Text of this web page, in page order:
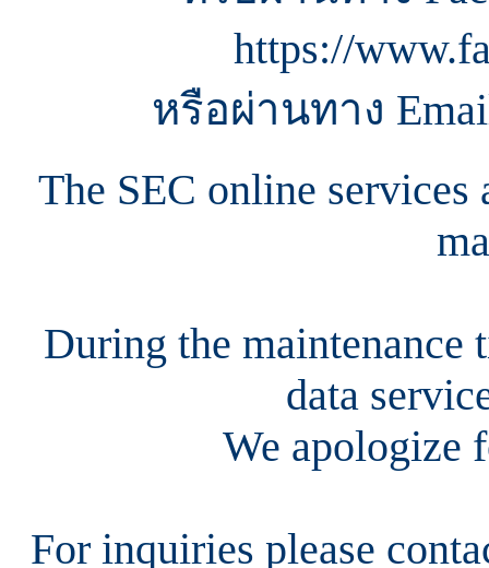
https://
หรือผ่านทาง
The SEC online
During the maintenance
data
We apologize
For inquiries please